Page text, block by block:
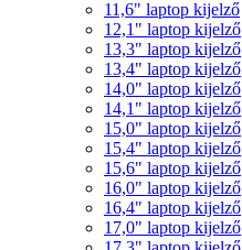
11,6" laptop kijelző
12,1" laptop kijelző
13,3" laptop kijelző
13,4" laptop kijelző
14,0" laptop kijelző
14,1" laptop kijelző
15,0" laptop kijelző
15,4" laptop kijelző
15,6" laptop kijelző
16,0" laptop kijelző
16,4" laptop kijelző
17,0" laptop kijelző